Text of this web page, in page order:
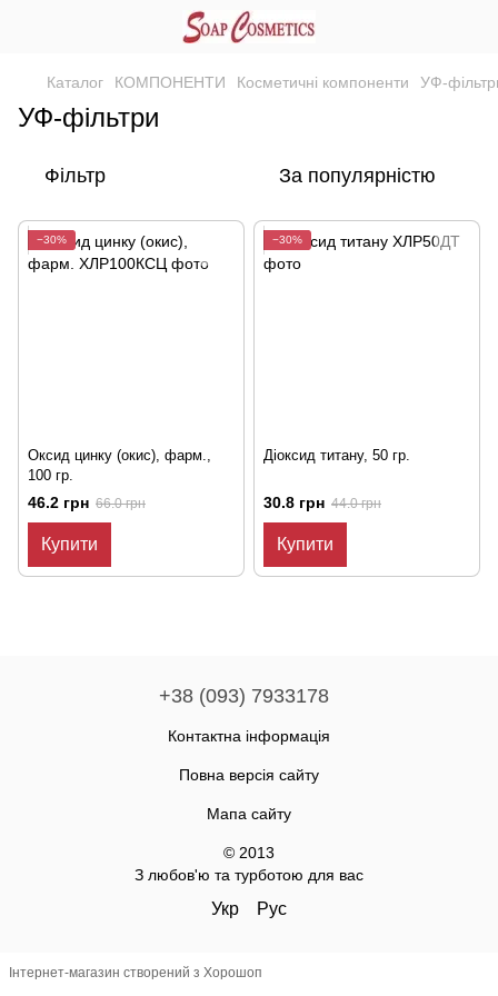
Каталог КОМПОНЕНТИ Косметичні компоненти УФ-
УФ-фільтри
Фільтр За популярністю
−30%
Оксид цинку (окис), фарм.,
100 гр.
46.2 грн 66.0 грн
Купити
−30%
Діоксид титану, 50 гр.
30.8 грн 44.0 грн
Купити
+38 (093) 7933178
Контактна інформація
Повна версія сайту
Мапа сайту
© 2013
З любов'ю та турботою для вас
Укр Рус
Інтернет-магазин створений з Хорошоп